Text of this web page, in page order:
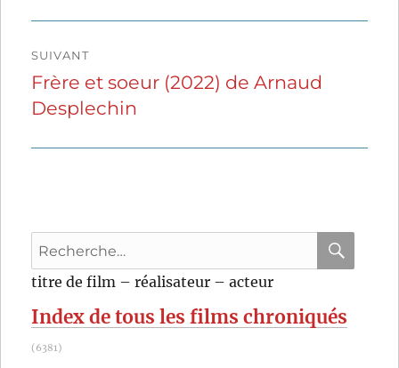
SUIVANT
Publication
suivante :
Frère et soeur (2022) de Arnaud
Desplechin
Recherche
pour
:
titre de film – réalisateur – acteur
Index de tous les films chroniqués
(6381)